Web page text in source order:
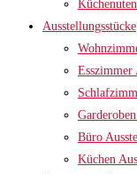
Ausstellungsstücke
Esszimmer
Büro
Küchen